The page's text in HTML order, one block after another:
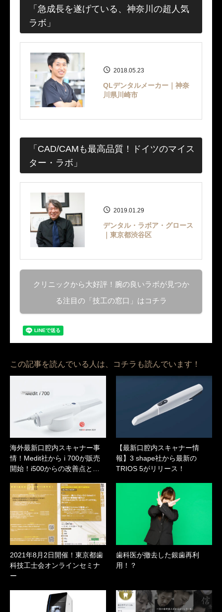
「急成長を遂げている、神奈川の超人気
ラボ」
2018.05.23
QLデンタルメーカー｜神奈
川県川崎市
「CAD/CAMも最高品質！ドイツのマイス
ター・ラボ」
2019.01.29
デンタル・ラボア・グロース
｜東京都渋谷区
クリニックから大好評！腕の良いラボが見つか
る注目の「技工の窓口」はコチラ
この記事を読んでいる人は、コチラも読んでいます！
海外最新口腔内スキャナー事
情！Medit社から i 700が販売
開始！i500からの改善点と…
【最新口腔内スキャナー情
報】3 shape社から最新の
TRIOS 5がリリース！
2021年8月2日開催！東京都歯
科技工士会オンラインセミナ
ー
歯科医が撤去した銀歯再利
用！？